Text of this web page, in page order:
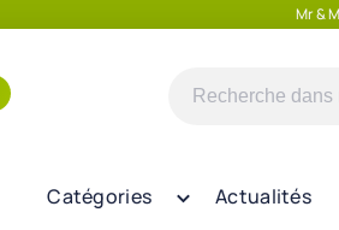
Mr &
Recherche
Catégories Actualités